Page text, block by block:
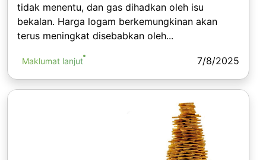
tidak menentu, dan gas dihadkan oleh isu
bekalan. Harga logam berkemungkinan akan
terus meningkat disebabkan oleh...
Maklumat lanjut 7/8/2025